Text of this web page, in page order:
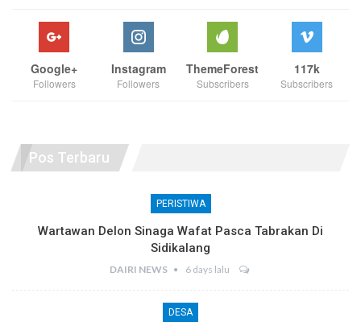
Google+
Followers
Instagram
Followers
ThemeForest
Subscribers
117k
Subscribers
Pos Terbaru
PERISTIWA
Wartawan Delon Sinaga Wafat Pasca Tabrakan Di
Sidikalang
DAIRI NEWS 6 days lalu
DESA